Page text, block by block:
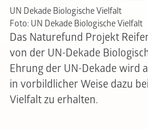
UN Dekade Biologische Vielfalt
Foto: UN Dekade Biologische Vielfalt
Das Naturefund Projekt
von der UN-Dekade
Ehrung der UN-Dekade wird
in vorbildlicher Weise dazu
Vielfalt zu erhalten.